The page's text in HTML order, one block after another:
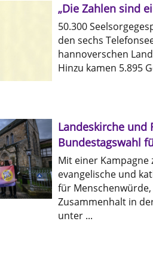
„Die Zahlen sind
50.300
den sechs
hannoverschen
Hinzu kamen 5.895
Landeskirche und
Bundestagswahl
Mit einer Kampagne
evangelische und
für
Zusammenhalt in
unter ...